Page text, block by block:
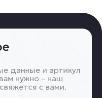
данные и артикул
нужно – наш
с вами.